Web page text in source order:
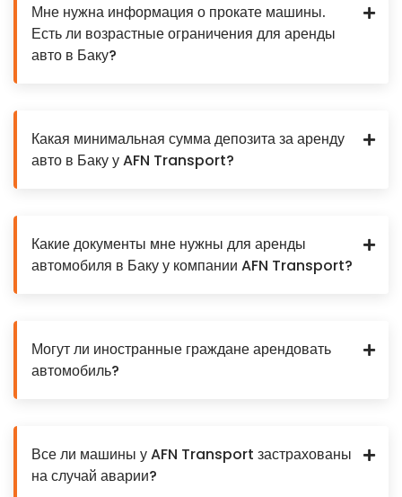
Мне нужна информация о прокате машины.
Есть ли возрастные ограничения для аренды
авто в Баку?
Какая минимальная сумма депозита за аренду
авто в Баку у AFN Transport?
Какие документы мне нужны для аренды
автомобиля в Баку у компании AFN Transport?
Могут ли иностранные граждане арендовать
автомобиль?
Все ли машины у AFN Transport застрахованы
на случай аварии?